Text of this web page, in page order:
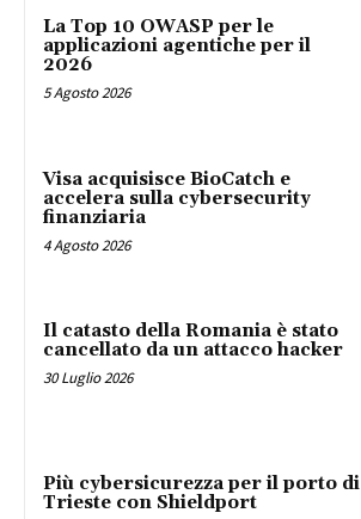
La Top 10 OWASP per le
applicazioni agentiche per il
2026
5 Agosto 2026
Visa acquisisce BioCatch e
accelera sulla cybersecurity
finanziaria
4 Agosto 2026
Il catasto della Romania è stato
cancellato da un attacco hacker
30 Luglio 2026
Più cybersicurezza per il porto di
Trieste con Shieldport